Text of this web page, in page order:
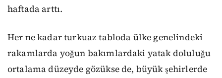
haftada arttı.
Her ne kadar turkuaz tabloda ülke genelindeki
rakamlarda yoğun bakımlardaki yatak doluluğu
ortalama düzeyde gözükse de, büyük şehirlerde